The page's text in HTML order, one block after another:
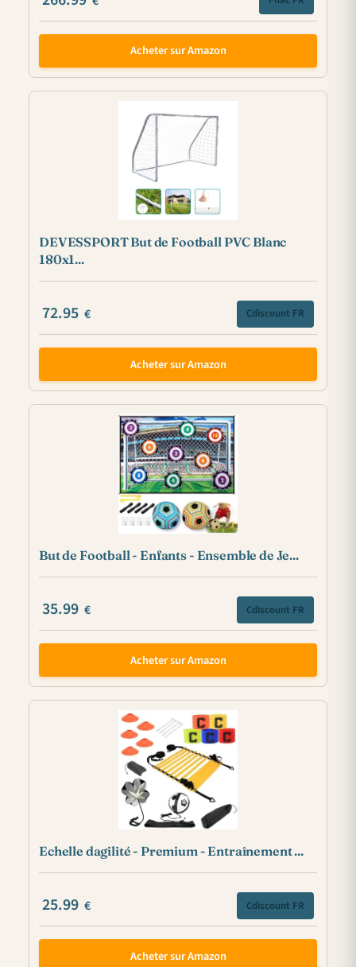
Acheter sur Amazon
DEVESSPORT But de Football PVC Blanc
180x1...
72.95 € Cdiscount FR
Acheter sur Amazon
But de Football - Enfants - Ensemble de Je...
35.99 € Cdiscount FR
Acheter sur Amazon
Echelle dagilité - Premium - Entraînement ...
25.99 € Cdiscount FR
Acheter sur Amazon